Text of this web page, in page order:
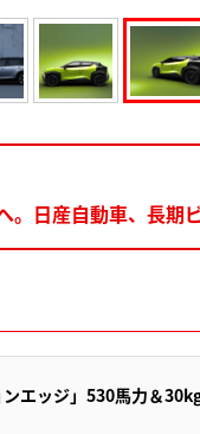
。日産自動車、長期
エッジ」530馬力＆